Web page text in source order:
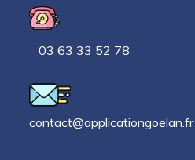
03 63 33 52 78
contact@applicationgoelan.fr